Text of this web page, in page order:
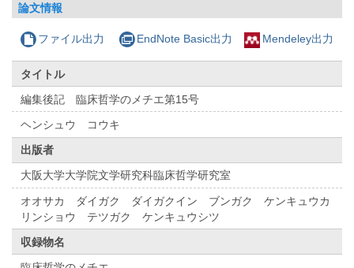
論文情報
ファイル出力 EndNote Basic出力 Mendeley出力
タイトル
編集後記 臨床哲学のメチエ第15号
ヘンシュウ コウキ
出版者
大阪大学大学院文学研究科臨床哲学研究室
オオサカ ダイガク ダイガクイン ブンガク ケンキュウカ
リンショウ テツガク ケンキュウシツ
収録物名